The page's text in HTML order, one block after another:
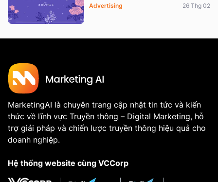
Advertising 26 Thg 02
MarketingAI là chuyên trang cập nhật tin tức và kiến
thức về lĩnh vực Truyền thông – Digital Marketing, hỗ
trợ giải pháp và chiến lược truyền thông hiệu quả cho
doanh nghiệp.
Hệ thống website cùng VCCorp